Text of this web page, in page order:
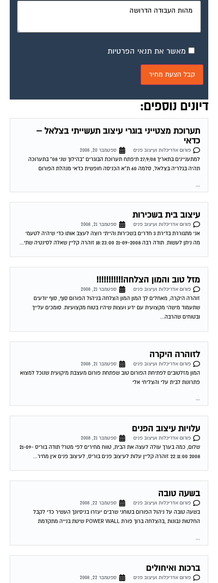
מאשר את תנאי הפרטיות
דיונים נוספים:
תערוכת מצטייני בוגרי עיצוב תעשייתי בצלאל –
כדאי
פורום אדריכלות ועיצוב פנים
ספטמבר 20, 2008
למתעניינים בתאריך 27/9/08 תיפתח תערוכת הבוגרים "בהילוך שני 08" בתערוכה
תהיה בגלריה בצלאל, סלמה 60 ת"א הכניסה חופשית כדאי מנהלת הפורום
...
עיצוב בית בשכירות
פורום אדריכלות ועיצוב פנים
ספטמבר 21, 2008
אני מתגוררת בדירת 3 חדרים בשכירות והייתי רוצה לעצב אותו כדי שיהיה לטעמי
מה ניתן לעשות. תודה רבה 21-09-2008 18:23:00 זוהרה קליין שאלה לסינטיה שתי...
מזל טוב והמון הצלחה!!!!!!!!!!!
פורום אדריכלות ועיצוב פנים
ספטמבר 21, 2008
זוהרה היקרה, מאחלים לך המון המון הצלחה בניהול הפורום סוף, סוף יודעים
שתעמוד מישהי מקצועית עם ידע ועצות שיהיו בטוח מקצועיות. סומכים עלייך
ובטוחים שהרבה...
לזוהרה היקרה
פורום אדריכלות ועיצוב פנים
ספטמבר 21, 2008
המון מזלטובים לפתיחת הפורום טוב שפתחת פורום מעצבת מיקועית שנוכל למצוא
פתרונות לבית עלי והצליחי אלי
...
עלויות עיצוב הפנים
פורום אדריכלות ועיצוב פנים
ספטמבר 21, 2008
שלום, כמה בערך עולה לעצה את הבית, טווח מחירים לפי מטר? תודה בוריס 21-09-
2008 22:11:00 זוהרה קליין עלות לעיצוב פנים בוריס, לעיצוב פנים אין מחיר...
בשעה טובה
פורום אדריכלות ועיצוב פנים
ספטמבר 22, 2008
בשעה טובה על ניהול הפורום בטוחני שרבים יעזרו בניסיונך העשיר כדי לקבל
החלטות נבונות ,בהצלחה ברוך פורת POWER WALL שיטת בנייה מתקדמת
...
ברכות ואיחולים
פורום אדריכלות ועיצוב פנים ספטמבר 22, 2008